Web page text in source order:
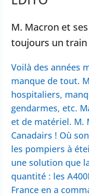
M. Macron et
toujours un
Voilà des années
manque de tout.
hospitaliers,
gendarmes, etc.
et de matériel. M.
Canadairs ! Où
les pompiers à
une solution que
quantité : les
France en a